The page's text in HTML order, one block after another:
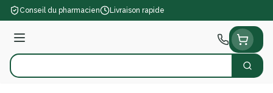
Aller au contenu
Conseil du pharmacien Livraison rapide
Menu
Rechercher